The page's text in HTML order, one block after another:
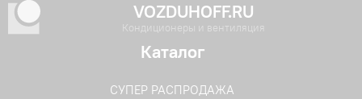
VOZDUHOFF.RU
Кондиционеры и вентиляция
Каталог
СУПЕР РАСПРОДАЖА